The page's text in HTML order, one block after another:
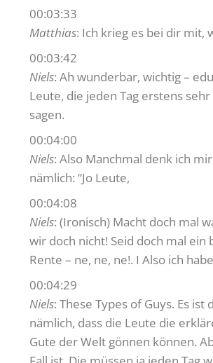
00:03:33
Matthias: Ich krieg es bei dir mit,
00:03:42
Niels: Ah wunderbar, wichtig –
Leute, die jeden Tag erstens
sagen.
00:04:00
Niels: Also Manchmal denk ich
nämlich: “Jo Leute,
00:04:08
Niels: (Ironisch) Macht doch mal
wir doch nicht! Seid doch mal
Rente – ne, ne, ne!. I Also ich
00:04:29
Niels: These Types of Guys. Es
nämlich, dass die Leute die
Gute der Welt gönnen können.